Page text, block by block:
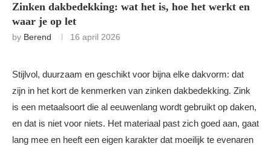
Zinken dakbedekking: wat het is, hoe het werkt en
waar je op let
by Berend 16 april 2026
Stijlvol, duurzaam en geschikt voor bijna elke dakvorm: dat
zijn in het kort de kenmerken van zinken dakbedekking. Zink
is een metaalsoort die al eeuwenlang wordt gebruikt op daken,
en dat is niet voor niets. Het materiaal past zich goed aan, gaat
lang mee en heeft een eigen karakter dat moeilijk te evenaren